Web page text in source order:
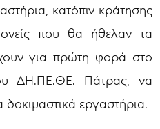
κατόπιν κράτησης
που θα ήθελαν τα
για πρώτη φορά στο
ΔΗ.ΠΕ.ΘΕ. Πάτρας, να
εργαστήρια.